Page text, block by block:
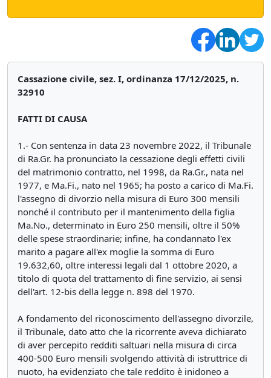
Cassazione civile, sez. I, ordinanza 17/12/2025, n.
32910
FATTI DI CAUSA
1.- Con sentenza in data 23 novembre 2022, il Tribunale
di Ra.Gr. ha pronunciato la cessazione degli effetti civili
del matrimonio contratto, nel 1998, da Ra.Gr., nata nel
1977, e Ma.Fi., nato nel 1965; ha posto a carico di Ma.Fi.
l'assegno di divorzio nella misura di Euro 300 mensili
nonché il contributo per il mantenimento della figlia
Ma.No., determinato in Euro 250 mensili, oltre il 50%
delle spese straordinarie; infine, ha condannato l'ex
marito a pagare all'ex moglie la somma di Euro
19.632,60, oltre interessi legali dal 1 ottobre 2020, a
titolo di quota del trattamento di fine servizio, ai sensi
dell'art. 12-bis della legge n. 898 del 1970.
A fondamento del riconoscimento dell'assegno divorzile,
il Tribunale, dato atto che la ricorrente aveva dichiarato
di aver percepito redditi saltuari nella misura di circa
400-500 Euro mensili svolgendo attività di istruttrice di
nuoto, ha evidenziato che tale reddito è inidoneo a